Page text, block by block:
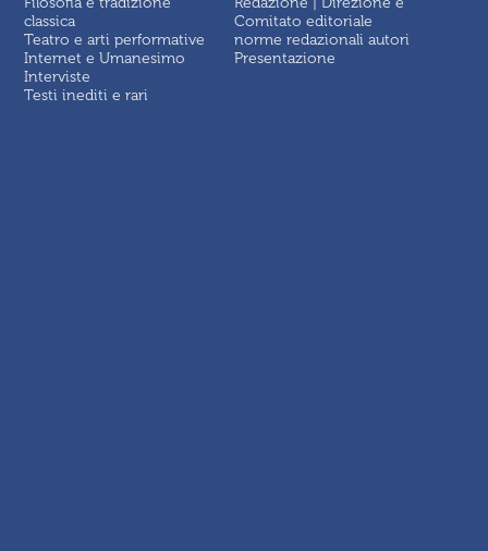
classica
Teatro e arti performative
Internet e Umanesimo
Interviste
Testi inediti e rari
Comitato editoriale
norme redazionali autori
Presentazione